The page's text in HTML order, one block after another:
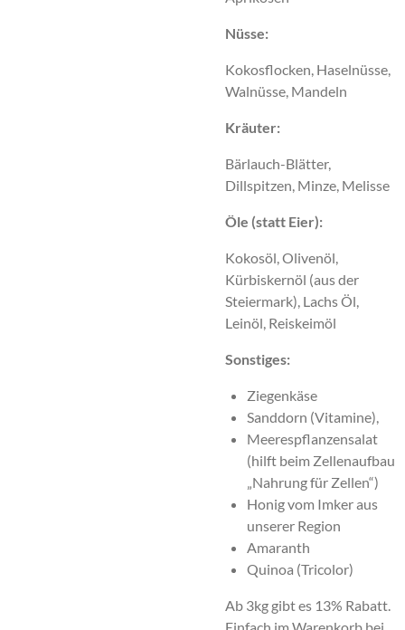
Nüsse:
Kokosflocken, Haselnüsse,
Walnüsse, Mandeln
Kräuter:
Bärlauch-Blätter,
Dillspitzen, Minze, Melisse
Öle (statt Eier):
Kokosöl, Olivenöl,
Kürbiskernöl (aus der
Steiermark), Lachs Öl,
Leinöl, Reiskeimöl
Sonstiges:
Ziegenkäse
Sanddorn (Vitamine),
Meerespflanzensalat
(hilft beim Zellenaufbau
„Nahrung für Zellen“)
Honig vom Imker aus
unserer Region
Amaranth
Quinoa (Tricolor)
Ab 3kg gibt es 13% Rabatt.